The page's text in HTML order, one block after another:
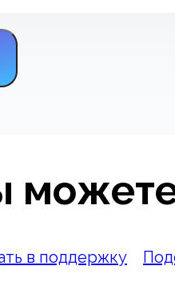
в поддержку